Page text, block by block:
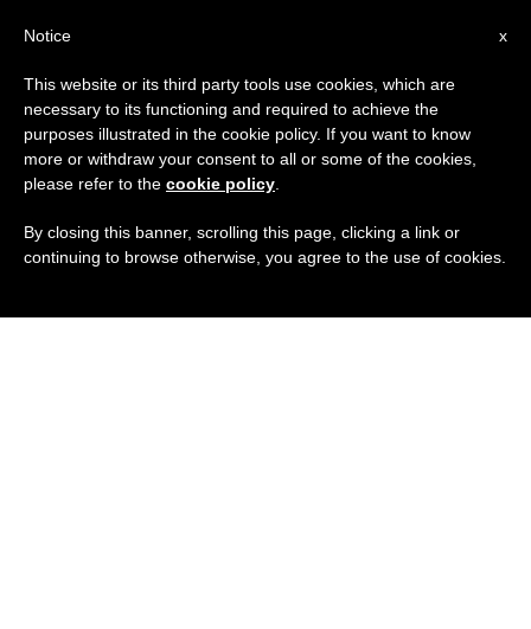
x
Notice
This website or its third party tools use cookies, which are
necessary to its functioning and required to achieve the
purposes illustrated in the cookie policy. If you want to know
more or withdraw your consent to all or some of the cookies,
please refer to the cookie policy
By closing this banner, scrolling this page, clicking a link or
continuing to browse otherwise, you agree to the use of cookies.